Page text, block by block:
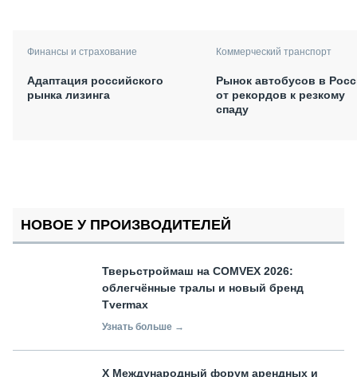
Финансы и страхование
Адаптация российского
рынка лизинга
Коммерческий транспорт
Рынок автобусов в
от рекордов к резкому
спаду
НОВОЕ У ПРОИЗВОДИТЕЛЕЙ
Тверьстроймаш на COMVEX 2026:
облегчённые тралы и новый бренд
Tvermax
Узнать больше →
X Международный форум арендных и